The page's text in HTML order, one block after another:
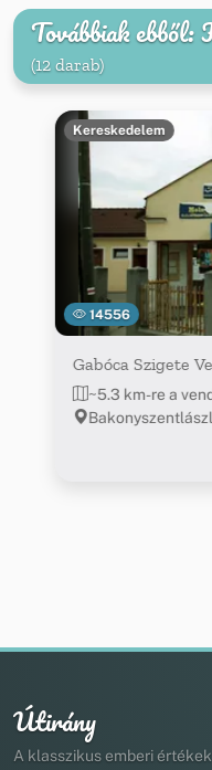
Továbbiak ebből:
(12 darab)
14556
Kereskedelem
Gabóca Szigete
~5.3 km-re a
Útirány
A klasszikus emberi